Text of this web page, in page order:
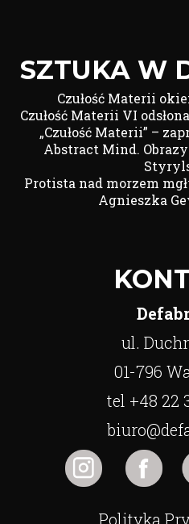
SZTUKA W
Czułość Materii
Czułość Materii VI
„Czułość Materii” –
Abstract Mind.
Protista nad morzem
Agnieszka
ul.
01-796
tel +48 22
Polityka